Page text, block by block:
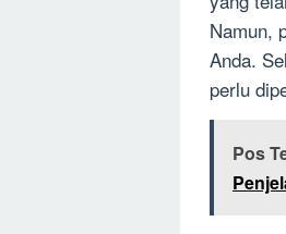
Namun,
Anda.
perlu
Pos